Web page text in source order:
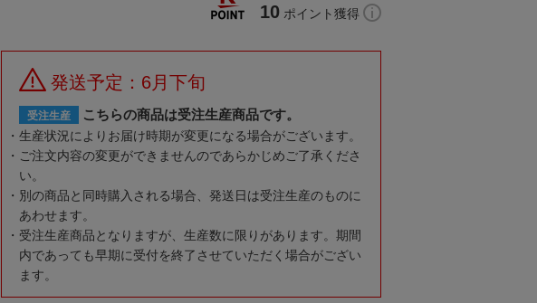
10 ポイント獲得
発送予定：6月下旬
受注生産 こちらの商品は受注生産商品です。
生産状況によりお届け時期が変更になる場合がございます。
ご注文内容の変更ができませんのであらかじめご了承くださ
い。
別の商品と同時購入される場合、発送日は受注生産のものに
あわせます。
受注生産商品となりますが、生産数に限りがあります。期間
内であっても早期に受付を終了させていただく場合がござい
ます。